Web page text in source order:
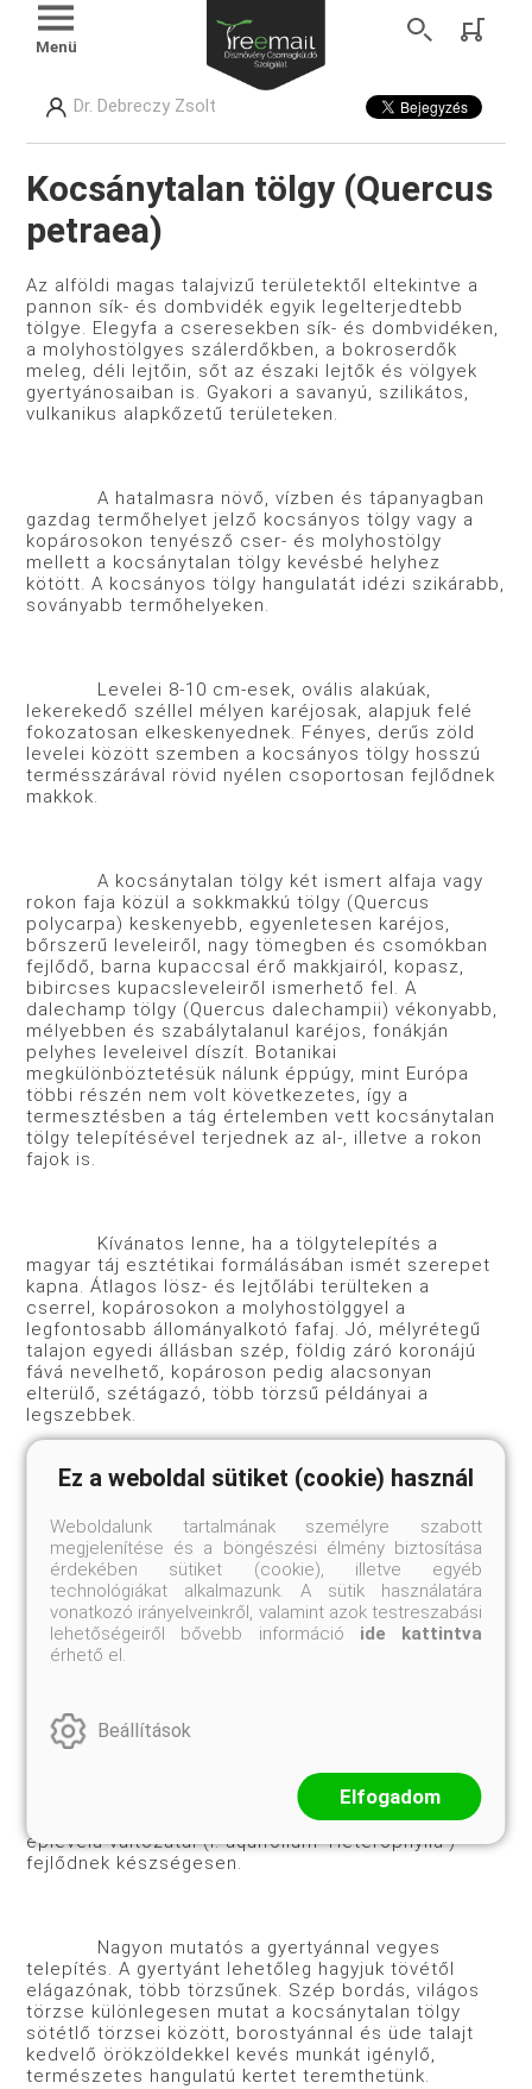
Menü
Dr. Debreczy Zsolt
Kocsánytalan tölgy (Quercus
petraea)
Az alföldi magas talajvizű területektől eltekintve a
pannon sík- és dombvidék egyik legelterjedtebb
tölgye. Elegyfa a cseresekben sík- és dombvidéken,
a molyhostölgyes szálerdőkben, a bokroserdők
meleg, déli lejtőin, sőt az északi lejtők és völgyek
gyertyánosaiban is. Gyakori a savanyú, szilikátos,
vulkanikus alapkőzetű területeken.
A hatalmasra növő, vízben és tápanyagban
gazdag termőhelyet jelző kocsányos tölgy vagy a
kopárosokon tenyésző cser- és molyhostölgy
mellett a kocsánytalan tölgy kevésbé helyhez
kötött. A kocsányos tölgy hangulatát idézi szikárabb,
soványabb termőhelyeken.
Levelei 8-10 cm-esek, ovális alakúak,
lekerekedő széllel mélyen karéjosak, alapjuk felé
fokozatosan elkeskenyednek. Fényes, derűs zöld
levelei között szemben a kocsányos tölgy hosszú
termésszárával rövid nyélen csoportosan fejlődnek
makkok.
A kocsánytalan tölgy két ismert alfaja vagy
rokon faja közül a sokkmakkú tölgy (Quercus
polycarpa) keskenyebb, egyenletesen karéjos,
bőrszerű leveleiről, nagy tömegben és csomókban
fejlődő, barna kupaccsal érő makkjairól, kopasz,
bibircses kupacsleveleiről ismerhető fel. A
dalechamp tölgy (Quercus dalechampii) vékonyabb,
mélyebben és szabálytalanul karéjos, fonákján
pelyhes leveleivel díszít. Botanikai
megkülönböztetésük nálunk éppúgy, mint Európa
többi részén nem volt következetes, így a
termesztésben a tág értelemben vett kocsánytalan
tölgy telepítésével terjednek az al-, illetve a rokon
fajok is.
Kívánatos lenne, ha a tölgytelepítés a
magyar táj esztétikai formálásában ismét szerepet
kapna. Átlagos lösz- és lejtőlábi terülteken a
cserrel, kopárosokon a molyhostölggyel a
legfontosabb állományalkotó fafaj. Jó, mélyrétegű
talajon egyedi állásban szép, földig záró koronájú
fává nevelhető, kopároson pedig alacsonyan
elterülő, szétágazó, több törzsű példányai a
legszebbek.
Állományszerűen telepítve meszes, déli
lejtőkön cserrel, molyhostölggyel, északias,
hűvösebb fekvésű és hegyvidéki kertekben a
gyertyánnal (Carpinus betulus) telepítsük. Az
örökzöld társakat déli lejtőkön a csertölgynél leírt
módon csak öntözéssel és mélyített (árkos-gödrös)
telepítéssel ültessük. A szárazabb részre a japán
kecskerágó nagylevelű típusa (Euanymus japonicus
(Lauricerasus) fajták kerülhetnek. Árnyasabb,
nedvesebb talajú részeken a babérmeggy
nagylevelű típusai (Lauricerasus officinalis
'latifolia'), a babérsom (Aucuba) fajták, a
magyalfélék, közük a kamélialevelű magyar (Ilex X
altaclarensis 'Camellifolia') és a közönséges magyal
éplevelű változatai (I. aquifolium 'Heterophylla')
fejlődnek készségesen.
Nagyon mutatós a gyertyánnal vegyes
telepítés. A gyertyánt lehetőleg hagyjuk tövétől
elágazónak, több törzsűnek. Szép bordás, világos
törzse különlegesen mutat a kocsánytalan tölgy
sötétlő törzsei között, borostyánnal és üde talajt
kedvelő örökzöldekkel kevés munkát igénylő,
természetes hangulatú kertet teremthetünk.
Ez a weboldal sütiket (cookie) használ
Weboldalunk tartalmának személyre szabott
megjelenítése és a böngészési élmény biztosítása
érdekében sütiket (cookie), illetve egyéb
technológiákat alkalmazunk. A sütik használatára
vonatkozó irányelveinkről, valamint azok testreszabási
lehetőségeiről bővebb információ ide kattintva
érhető el.
Beállítások
Elfogadom